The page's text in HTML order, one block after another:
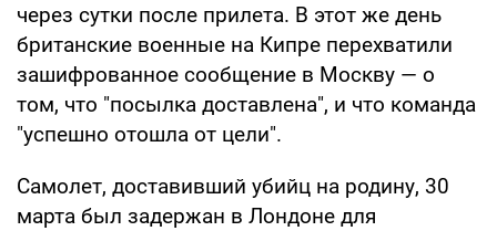
через сутки после прилета. В этот же день
британские военные на Кипре перехватили
зашифрованное сообщение в Москву — о
том, что "посылка доставлена", и что команда
"успешно отошла от цели".
Самолет, доставивший убийц на родину, 30
марта был задержан в Лондоне для